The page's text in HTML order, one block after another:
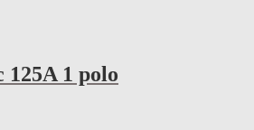
1 polo